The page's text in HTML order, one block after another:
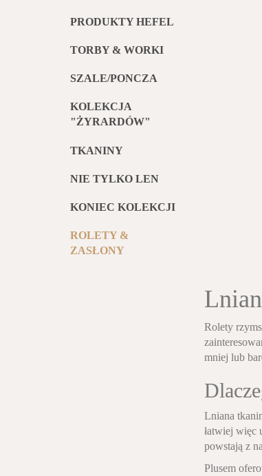
PRODUKTY HEFEL
TORBY & WORKI
SZALE/PONCZA
KOLEKCJA
"ŻYRARDÓW"
TKANINY
NIE TYLKO LEN
KONIEC KOLEKCJI
ROLETY &
ZASŁONY
Rolety
mniej lub
Lniana
łatwiej więc
powstają z
Plusem